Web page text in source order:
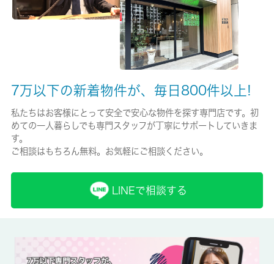
全保連 総賃料５０％ 継続保証料毎年１３，０００円
賃貸区分/契約期間
一般/2年
内設備はBS・エアコン・システムキッチンなど豊富に揃ってお
り、過ごしやすいお部屋になっております。こちらは閑静な住宅
7万以下の新着物件が、毎日800件以上!
私たちはお客様にとって安全で安心な物件を探す専門店です。初
めての一人暮らしでも専門スタッフが丁寧にサポートしていきま
す。
ご相談はもちろん無料。お気軽にご相談ください。
LINEで相談する